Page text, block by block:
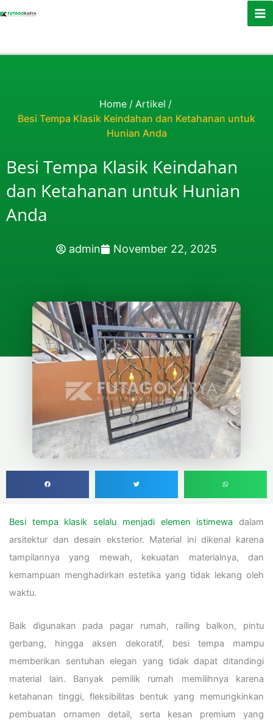
Home / Artikel /
Besi Tempa Klasik Keindahan dan Ketahanan untuk
Hunian Anda
Besi Tempa Klasik Keindahan
dan Ketahanan untuk Hunian
Anda
admin November 22, 2025
Besi tempa klasik selalu menjadi elemen istimewa dalam
arsitektur dan desain eksterior. Material ini dikenal karena
tampilannya yang mewah, kekuatan materialnya, dan
kemampuan menghadirkan estetika yang tidak lekang oleh
waktu.
Baik digunakan pada pagar rumah, railing balkon, pintu
gerbang, hingga aksen dekoratif, besi tempa mampu
memberikan sentuhan elegan yang tidak dapat ditandingi
material lain. Banyak pemilik rumah memilihnya karena
ketahanan tinggi, fleksibilitas bentuk yang memungkinkan
pembuatan ornamen detail, serta kesan premium yang